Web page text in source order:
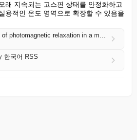
래 지속되는 고스핀 상태를 안정화하고
용적인 온도 영역으로 확장할 수 있음을
Covalency control of photomagnetic relaxation in a manganese(II) photoswitch
한국어 RSS